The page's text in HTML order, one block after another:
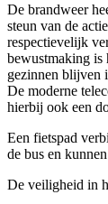
De brandweer
steun van de
respectievelijk
bewustmaking is
gezinnen blijven
De moderne
hierbij ook een
Een fietspad
de bus en
De veiligheid in